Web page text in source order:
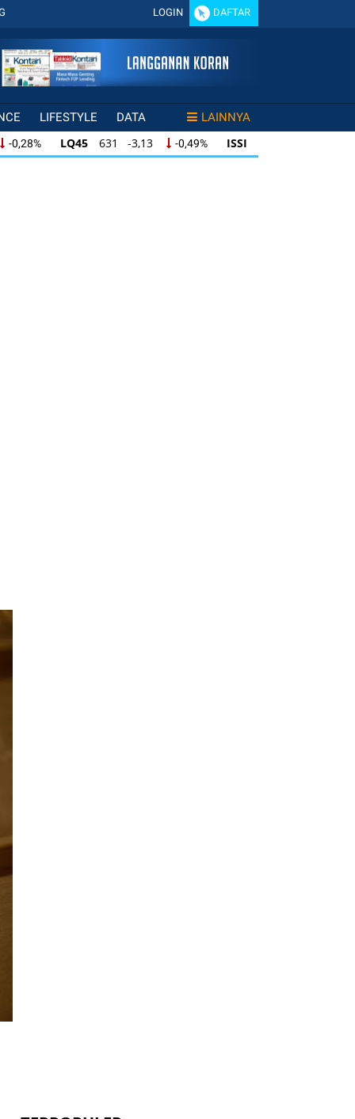
LOGIN DAFTAR
LIFESTYLE DATA LAINNYA
LQ45 631 -3,13 -0,49% ISSI 219 -0,63
LQ45 631 -3,13 -0,49% ISSI 219 -0,63